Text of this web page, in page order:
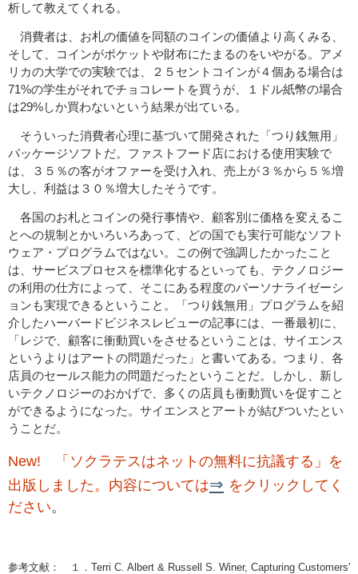
析して教えてくれる。
消費者は、お札の価値を同額のコインの価値より高くみる、
そして、コインがポケットや財布にたまるのをいやがる。アメ
リカの大学での実験では、２５セントコインが４個ある場合は
71%の学生がそれでチョコレートを買うが、１ドル紙幣の場合
は29%しか買わないという結果が出ている。
そういった消費者心理に基づいて開発された「つり銭無用」
パッケージソフトだ。ファストフード店における使用実験で
は、３５％の客がオファーを受け入れ、売上が３％から５％増
大し、利益は３０％増大したそうです。
各国のお札とコインの発行事情や、顧客別に価格を変えるこ
とへの規制とかいろいろあって、どの国でも実行可能なソフト
ウェア・プログラムではない。この例で強調したかったこと
は、サービスプロセスを標準化するといっても、テクノロジー
の利用の仕方によって、そこにある程度のパーソナライゼーシ
ョンも実現できるということ。「つり銭無用」プログラムを紹
介したハーバードビジネスレビューの記事には、一番最初に、
「レジで、顧客に衝動買いをさせるということは、サイエンス
というよりはアートの問題だった」と書いてある。つまり、各
店員のセールス能力の問題だったということだ。しかし、新し
いテクノロジーのおかげで、多くの店員も衝動買いを促すこと
ができるようになった。サイエンスとアートが結びついたとい
うことだ。
New! 「ソクラテスはネットの無料に抗議する」を
出版しました。内容については⇒ をクリックしてく
ださい。
参考文献： １．Terri C. Albert & Russell S. Winer, Capturing Customers'